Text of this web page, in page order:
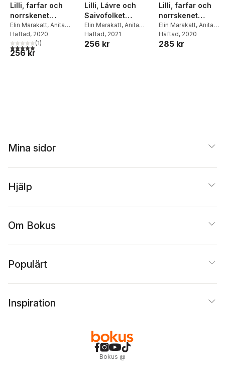
Lilli, farfar och
norrskenet
(meänkieli och
svenska)
Elin Marakatt, Anita
Midbjer
Häftad, 2020
5,0utav 5 stjärnor. Totalt antal röster:
(1)
256 kr
Lilli, Lávre och
Saivofolket
(sydsamiska och
svenska)
Elin Marakatt, Anita
Midbjer
Häftad, 2021
256 kr
Lilli, farfar och
norrskenet
(sydsamiska och
svenska)
Elin Marakatt, Anita
Midbjer
Häftad, 2020
285 kr
Mina sidor
Hjälp
Om Bokus
Populärt
Inspiration
Bokus @